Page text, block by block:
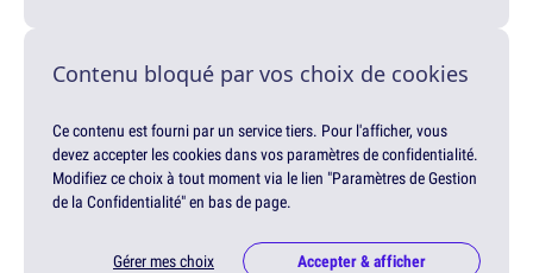
Contenu bloqué par vos choix de cookies
Ce contenu est fourni par un service tiers. Pour l'afficher, vous
devez accepter les cookies dans vos paramètres de confidentialité.
Modifiez ce choix à tout moment via le lien "Paramètres de Gestion
de la Confidentialité" en bas de page.
Gérer mes choix Accepter & afficher